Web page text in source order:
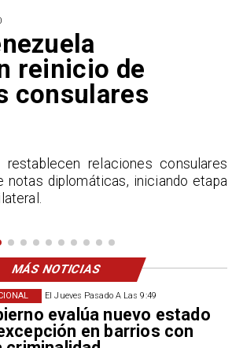
El Jueves Pasado A Las 9:49
evalúa nuevo estado
en barrios con
dichos
sobre
de Ferias Libres (ASOF)
que se refieran a Fabiola
de feria', expresión utilizada
MÁS NOTICIAS